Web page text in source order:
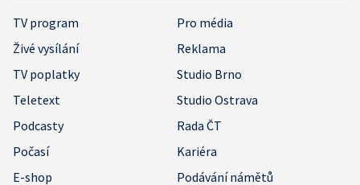
TV program
Pro média
Živé vysílání
Reklama
TV poplatky
Studio Brno
Teletext
Studio Ostrava
Podcasty
Rada ČT
Počasí
Kariéra
E-shop
Podávání námětů